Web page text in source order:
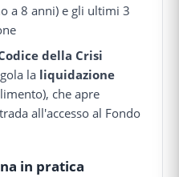
a 8 anni) e gli ultimi 3
della Crisi
la liquidazione
che apre
all'accesso al Fondo
in pratica